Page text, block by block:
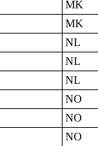
MK
MK
NL
NL
NL
NO
NO
NO